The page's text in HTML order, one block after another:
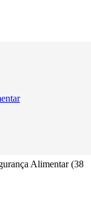
Alimentar (38